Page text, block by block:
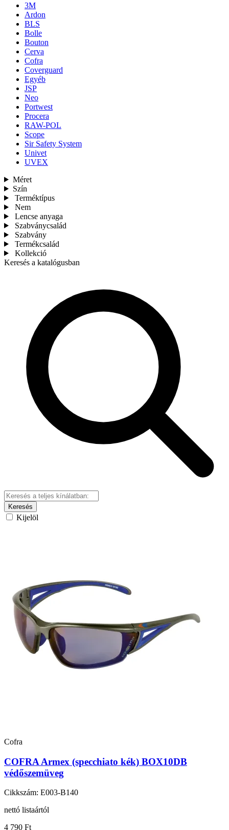
3M
Ardon
BLS
Bolle
Bouton
Cerva
Cofra
Coverguard
Egyéb
JSP
Neo
Portwest
Procera
RAW-POL
Scope
Sir Safety System
Univet
UVEX
Méret
Szín
Terméktípus
Nem
Lencse anyaga
Szabványcsalád
Szabvány
Termékcsalád
Kollekció
Keresés a katalógusban
Keresés
Kijelöl
Cofra
COFRA Armex (specchiato kék) BOX10DB
védőszemüveg
Cikkszám: E003-B140
nettó listaártól
4 790 Ft